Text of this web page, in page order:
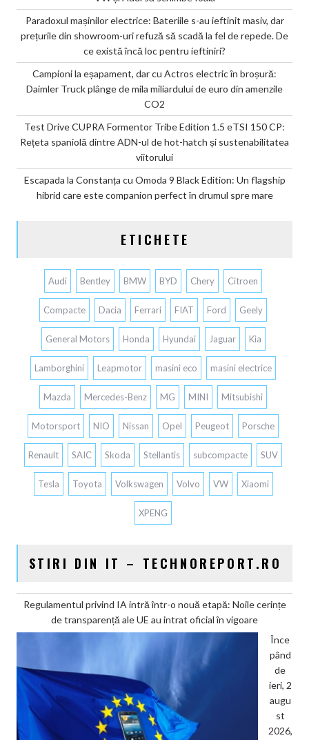
Paradoxul mașinilor electrice: Bateriile s-au ieftinit masiv, dar
prețurile din showroom-uri refuză să scadă la fel de repede. De
ce există încă loc pentru ieftiniri?
Campioni la eșapament, dar cu Actros electric în broșură:
Daimler Truck plânge de mila miliardului de euro din amenzile
CO2
Test Drive CUPRA Formentor Tribe Edition 1.5 eTSI 150 CP:
Rețeta spaniolă dintre ADN-ul de hot-hatch și sustenabilitatea
viitorului
Escapada la Constanța cu Omoda 9 Black Edition: Un flagship
hibrid care este companion perfect în drumul spre mare
ETICHETE
Audi Bentley BMW BYD Chery Citroen
Compacte Dacia Ferrari FIAT Ford Geely
General Motors Honda Hyundai Jaguar Kia
Lamborghini Leapmotor masini eco masini electrice
Mazda Mercedes-Benz MG MINI Mitsubishi
Motorsport NIO Nissan Opel Peugeot Porsche
Renault SAIC Skoda Stellantis subcompacte SUV
Tesla Toyota Volkswagen Volvo VW Xiaomi
XPENG
STIRI DIN IT – TECHNOREPORT.RO
Regulamentul privind IA intră într-o nouă etapă: Noile cerințe
de transparență ale UE au intrat oficial în vigoare
Înce
pând
de
ieri, 2
augu
st
2026,